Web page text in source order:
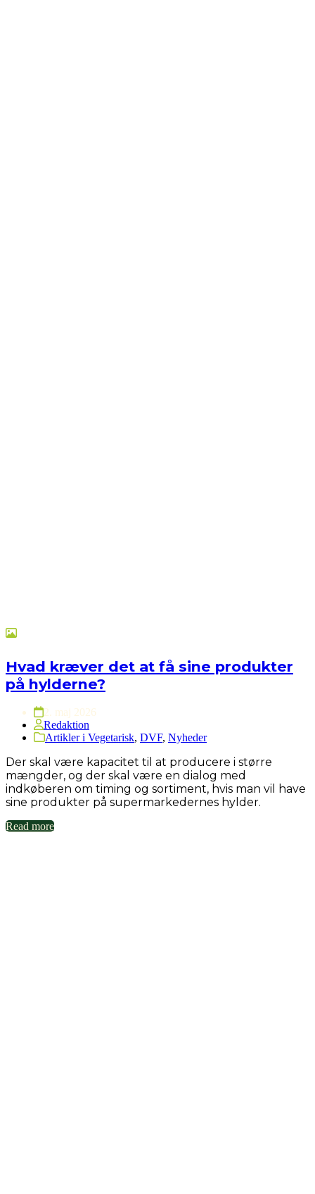
Hvad kræver det at få sine produkter
på hylderne?
2. maj 2026
Redaktion
Artikler i Vegetarisk, DVF, Nyheder
Der skal være kapacitet til at producere i større
mængder, og der skal være en dialog med
indkøberen om timing og sortiment, hvis man vil have
sine produkter på supermarkedernes hylder.
Read more